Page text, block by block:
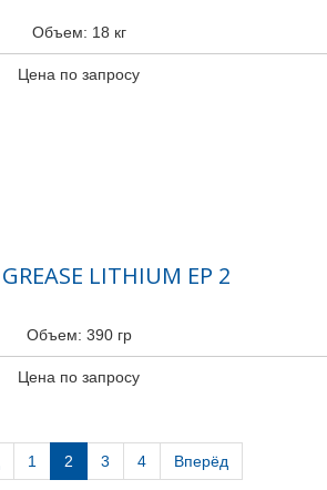
Объем: 18 кг
Цена по запросу
LITHIUM EP 2
Объем: 390 гр
Цена по запросу
1 2 3 4 Вперёд